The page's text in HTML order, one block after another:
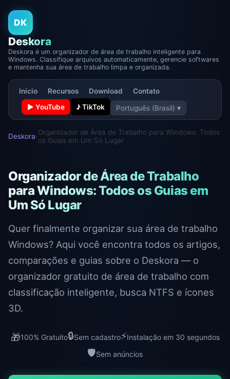
DK
Deskora
Deskora é um organizador de área de trabalho inteligente para
Windows. Classifique arquivos automaticamente, gerencie softwares
e mantenha sua área de trabalho limpa e organizada.
Início Recursos Download
Contato
▶ YouTube
♪ TikTok Português (Brasil) ▾
Deskora›Organizador de Área de Trabalho para Windows: Todos
os Guias em Um Só Lugar
Organizador de Área de Trabalho
para Windows: Todos os Guias em
Um Só Lugar
Quer finalmente organizar sua área de trabalho
Windows? Aqui você encontra todos os artigos,
comparações e guias sobre o Deskora — o
organizador gratuito de área de trabalho com
classificação inteligente, busca NTFS e ícones
3D.
🎁100% Gratuito🔒Sem cadastro⚡Instalação em 30 segundos
🛡️Sem anúncios